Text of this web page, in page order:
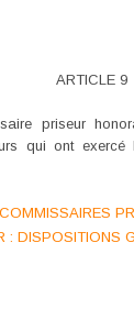
ARTICLE 9
priseur
qui ont exercé
: DISPOSITIONS